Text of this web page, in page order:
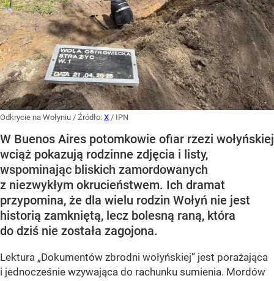
Odkrycie na Wołyniu / Źródło: X / IPN
W Buenos Aires potomkowie ofiar rzezi wołyńskiej
wciąż pokazują rodzinne zdjęcia i listy,
wspominając bliskich zamordowanych
z niezwykłym okrucieństwem. Ich dramat
przypomina, że dla wielu rodzin Wołyń nie jest
historią zamkniętą, lecz bolesną raną, która
do dziś nie została zagojona.
Lektura „Dokumentów zbrodni wołyńskiej” jest porażająca
i jednocześnie wzywająca do rachunku sumienia. Mordów